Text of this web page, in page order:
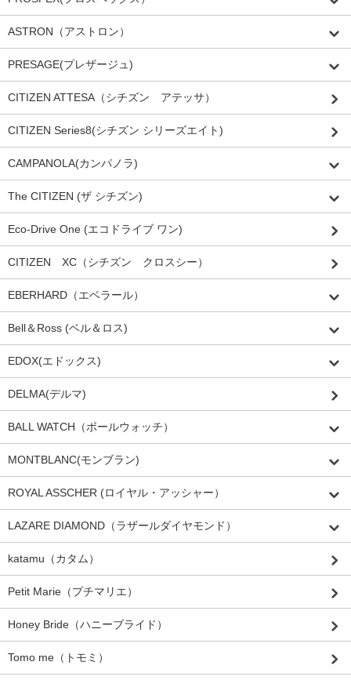
ASTRON（アストロン）
PRESAGE(プレザージュ)
CITIZEN ATTESA（シチズン アテッサ）
CITIZEN Series8(シチズン シリーズエイト)
CAMPANOLA(カンパノラ)
The CITIZEN (ザ シチズン)
Eco-Drive One (エコドライブ ワン)
CITIZEN XC（シチズン クロスシー）
EBERHARD（エベラール）
Bell＆Ross (ベル＆ロス)
EDOX(エドックス)
DELMA(デルマ)
BALL WATCH（ボールウォッチ）
MONTBLANC(モンブラン)
ROYAL ASSCHER (ロイヤル・アッシャー）
LAZARE DIAMOND（ラザールダイヤモンド）
katamu（カタム）
Petit Marie（プチマリエ）
Honey Bride（ハニーブライド）
Tomo me（トモミ）